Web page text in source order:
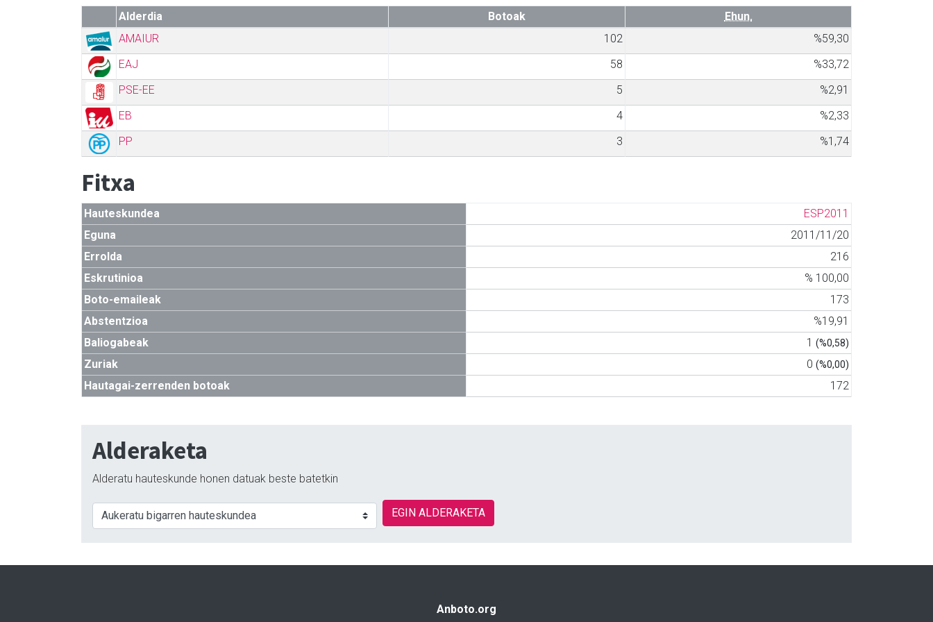
Alderdia Botoak
Ehun.
AMAIUR
102
%59,30
EAJ
58
%33,72
PSE-EE
5
%2,91
EB
4
%2,33
PP
3 %1,74
Fitxa
Hauteskundea
ESP2011
Eguna
2011/11/20
Errolda
216
Eskrutinioa
% 100,00
Boto-emaileak
173
Abstentzioa
%19,91
Baliogabeak
1 (%0,58)
Zuriak 0 (%0,00)
Hautagai-zerrenden botoak 172
Alderaketa
Alderatu hauteskunde honen datuak beste batetkin
EGIN ALDERAKETA
Anboto.org